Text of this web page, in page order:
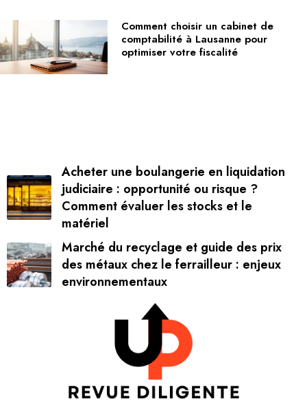
Comment choisir un cabinet de
comptabilité à Lausanne pour
optimiser votre fiscalité
Acheter une boulangerie en liquidation
judiciaire : opportunité ou risque ?
Comment évaluer les stocks et le
matériel
Marché du recyclage et guide des prix
des métaux chez le ferrailleur : enjeux
environnementaux